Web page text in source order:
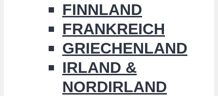
FINNLAND
FRANKREICH
GRIECHENLAND
IRLAND &
NORDIRLAND